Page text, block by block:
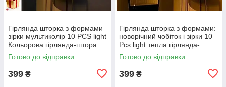
Гірлянда шторка з формами
зірки мультиколір 10 PCS light
Кольорова гірлянда-штора
Готово до відправки
399 ₴
Гірлянда шторка з формами:
новорічний чобіток і зірки 10
Pcs light тепла гірлянда-
штора
Готово до відправки
399 ₴